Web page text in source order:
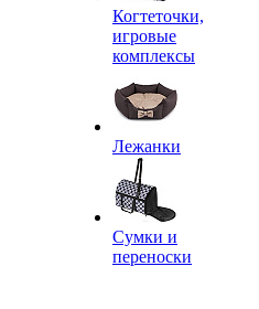
Когтеточки,
игровые
комплексы
Лежанки
Сумки и
переноски